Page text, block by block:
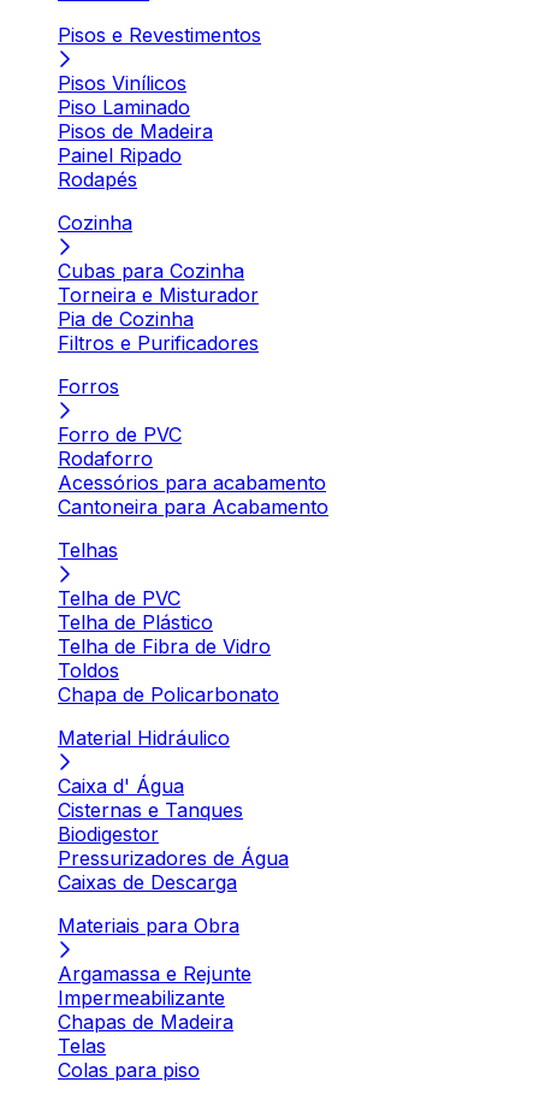
Pisos e Revestimentos
Pisos Vinílicos
Piso Laminado
Pisos de Madeira
Painel Ripado
Rodapés
Cozinha
Cubas para Cozinha
Torneira e Misturador
Pia de Cozinha
Filtros e Purificadores
Forros
Forro de PVC
Rodaforro
Acessórios para acabamento
Cantoneira para Acabamento
Telhas
Telha de PVC
Telha de Plástico
Telha de Fibra de Vidro
Toldos
Chapa de Policarbonato
Material Hidráulico
Caixa d' Água
Cisternas e Tanques
Biodigestor
Pressurizadores de Água
Caixas de Descarga
Materiais para Obra
Argamassa e Rejunte
Impermeabilizante
Chapas de Madeira
Telas
Colas para piso